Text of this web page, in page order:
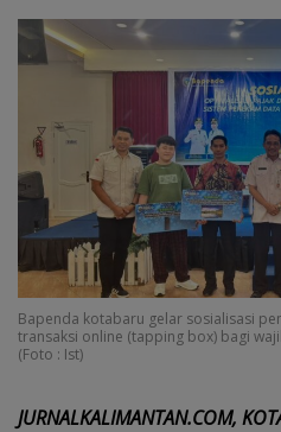
Bapenda kotabaru gelar sosialisasi
transaksi online (tapping box) bagi
(Foto : Ist)
JURNALKALIMANTAN.COM,